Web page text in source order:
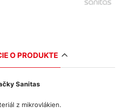
O PRODUKTE
Sanitas
z mikrovlákien.